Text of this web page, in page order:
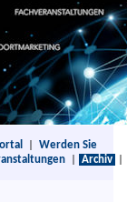
Werden Sie
Archiv